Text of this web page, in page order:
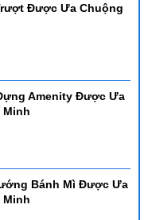
Được Ưa Chuộng
Amenity Được Ưa
Minh
Bánh Mì Được Ưa
Minh